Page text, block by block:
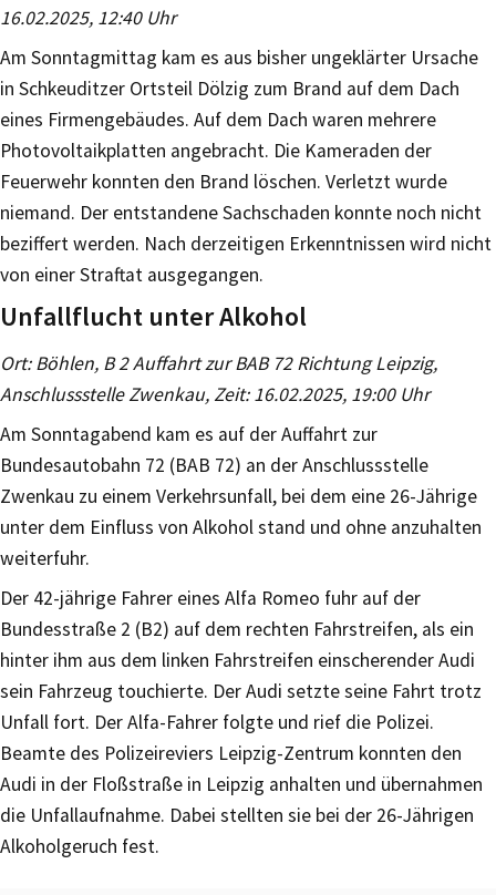
16.02.2025, 12:40 Uhr
Am Sonntagmittag kam es aus bisher ungeklärter Ursache
in Schkeuditzer Ortsteil Dölzig zum Brand auf dem Dach
eines Firmengebäudes. Auf dem Dach waren mehrere
Photovoltaikplatten angebracht. Die Kameraden der
Feuerwehr konnten den Brand löschen. Verletzt wurde
niemand. Der entstandene Sachschaden konnte noch nicht
beziffert werden. Nach derzeitigen Erkenntnissen wird nicht
von einer Straftat ausgegangen.
Unfallflucht unter Alkohol
Ort: Böhlen, B 2 Auffahrt zur BAB 72 Richtung Leipzig,
Anschlussstelle Zwenkau, Zeit: 16.02.2025, 19:00 Uhr
Am Sonntagabend kam es auf der Auffahrt zur
Bundesautobahn 72 (BAB 72) an der Anschlussstelle
Zwenkau zu einem Verkehrsunfall, bei dem eine 26-Jährige
unter dem Einfluss von Alkohol stand und ohne anzuhalten
weiterfuhr.
Der 42-jährige Fahrer eines Alfa Romeo fuhr auf der
Bundesstraße 2 (B2) auf dem rechten Fahrstreifen, als ein
hinter ihm aus dem linken Fahrstreifen einscherender Audi
sein Fahrzeug touchierte. Der Audi setzte seine Fahrt trotz
Unfall fort. Der Alfa-Fahrer folgte und rief die Polizei.
Beamte des Polizeireviers Leipzig-Zentrum konnten den
Audi in der Floßstraße in Leipzig anhalten und übernahmen
die Unfallaufnahme. Dabei stellten sie bei der 26-Jährigen
Alkoholgeruch fest.